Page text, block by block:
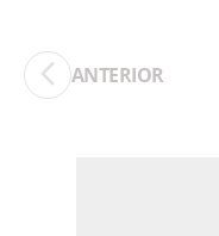
ANTERIOR